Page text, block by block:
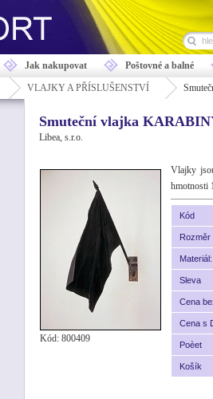
Jak nakupovat
Poštovné a balné
VLAJKY A PŘÍSLUŠENSTVÍ
Smuteční vlajka
Libea, s.r.o.
Kód: 800409
Vlajky
hmotnosti
Kód
Rozměr
Materiál:
Sleva
Cena
Cena s
Poèet
Košík